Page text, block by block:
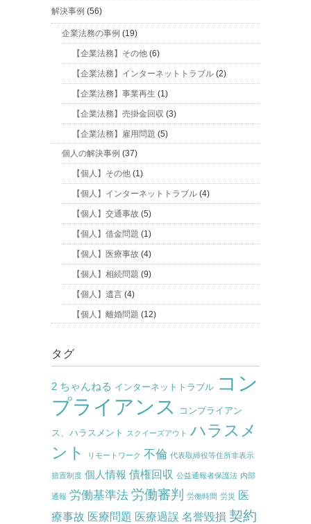
解決事例 (56)
企業法務の事例 (19)
【企業法務】その他 (6)
【企業法務】インターネットトラブル (2)
【企業法務】事業再生 (1)
【企業法務】売掛金回収 (3)
【企業法務】雇用問題 (5)
個人の解決事例 (37)
【個人】その他 (1)
【個人】インターネットトラブル (4)
【個人】交通事故 (5)
【個人】借金問題 (1)
【個人】医療事故 (4)
【個人】相続問題 (9)
【個人】遺言 (4)
【個人】離婚問題 (12)
タグ
2 ちゃんねる インターネットトラブル コン
プライアンス
コンプライアン
ス、ハラスメント スクイーズアウト ハラスメ
ント
リモートワーク 不倫 代表取締役等住所非表示
措置制度 個人情報 債権回収 公益通報者保護法 内部
通報 労働基準法 労働審判 労働時間 労災
医
療事故 医療問題 医療過誤 名誉毀損 契約